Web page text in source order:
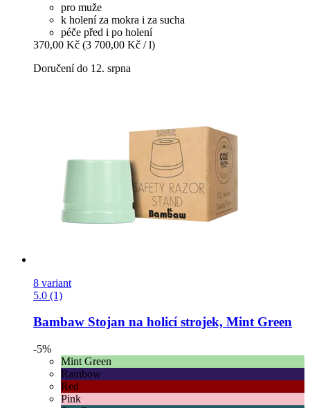
pro muže
k holení za mokra i za sucha
péče před i po holení
370,00 Kč (3 700,00 Kč / l)
Doručení do 12. srpna
8 variant
5.0 (1)
Bambaw Stojan na holicí strojek, Mint Green
-5%
Mint Green
Rainbow
Red
Pink